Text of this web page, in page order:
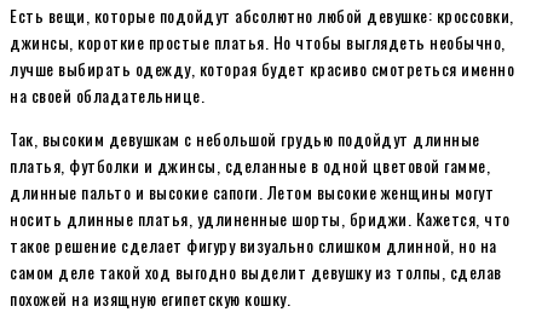
Есть вещи, которые подойдут абсолютно любой девушке: кроссовки,
джинсы, короткие простые платья. Но чтобы выглядеть необычно,
лучше выбирать одежду, которая будет красиво смотреться именно
на своей обладательнице.
Так, высоким девушкам с небольшой грудью подойдут длинные
платья, футболки и джинсы, сделанные в одной цветовой гамме,
длинные пальто и высокие сапоги. Летом высокие женщины могут
носить длинные платья, удлиненные шорты, бриджи. Кажется, что
такое решение сделает фигуру визуально слишком длинной, но на
самом деле такой ход выгодно выделит девушку из толпы, сделав
похожей на изящную египетскую кошку.